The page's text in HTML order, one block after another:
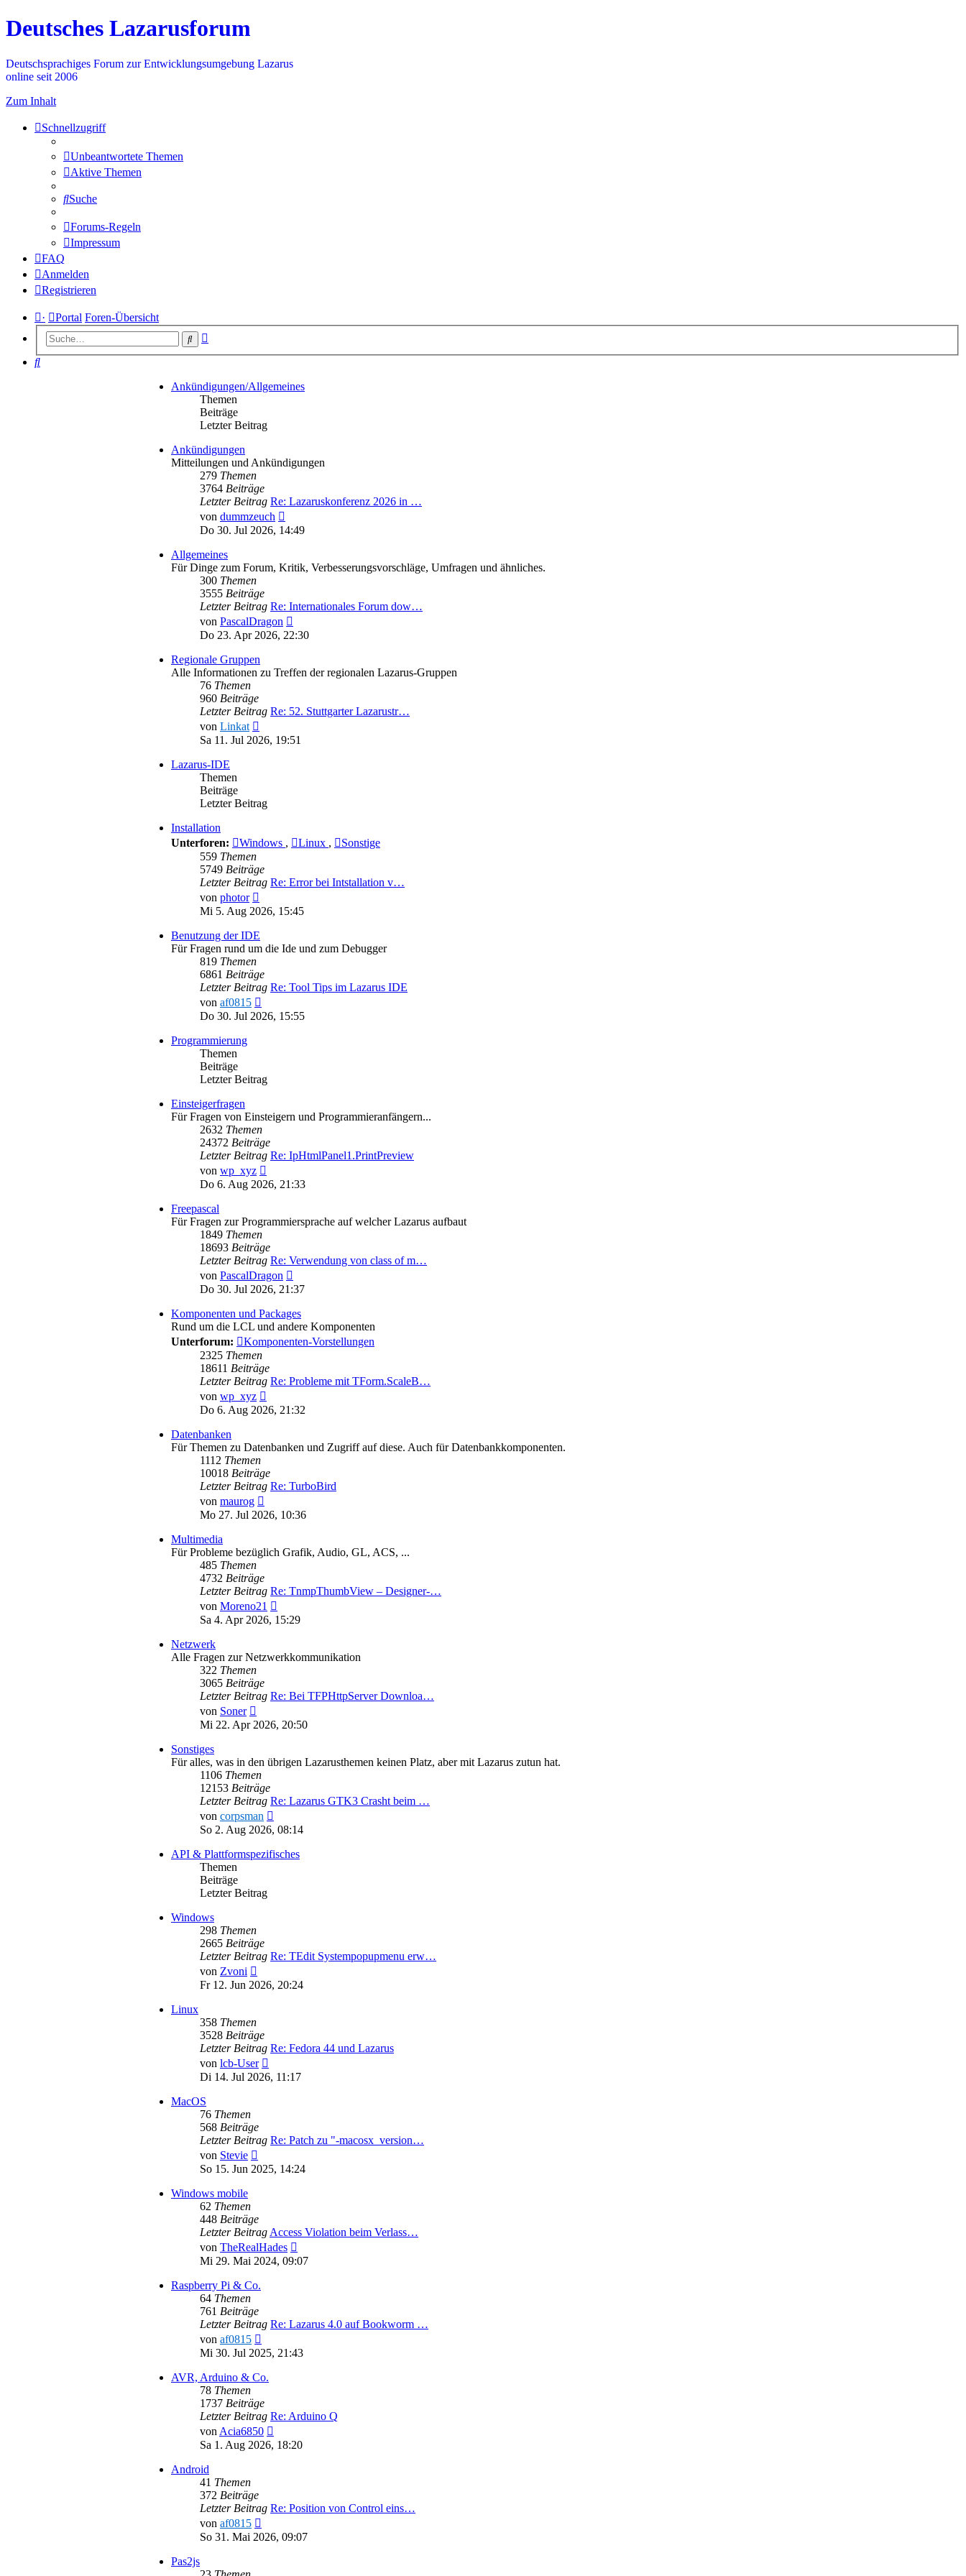
Deutsches Lazarusforum
Deutschsprachiges Forum zur Entwicklungsumgebung Lazarus
online seit 2006
Zum Inhalt
Schnellzugriff
Unbeantwortete Themen
Aktive Themen
Suche
Forums-Regeln
Impressum
FAQ
Anmelden
Registrieren
· Portal Foren-Übersicht
Suche
Suche
Ankündigungen/Allgemeines
Themen
Beiträge
Letzter Beitrag
Ankündigungen
Mitteilungen und Ankündigungen
279 Themen
3764 Beiträge
Letzter Beitrag Re: Lazaruskonferenz 2026 in …
von dummzeuch
Beitrag
Do 30. Jul 2026, 14:49
Allgemeines
Für Dinge zum Forum, Kritik, Verbesserungsvorschläge, Umfragen und ähnliches.
300 Themen
3555 Beiträge
Letzter Beitrag Re: Internationales Forum dow…
von PascalDragon
Beitrag
Do 23. Apr 2026, 22:30
Regionale Gruppen
Alle Informationen zu Treffen der regionalen Lazarus-Gruppen
76 Themen
960 Beiträge
Letzter Beitrag Re: 52. Stuttgarter Lazarustr…
von Linkat
Beitrag
Sa 11. Jul 2026, 19:51
Lazarus-IDE
Themen
Beiträge
Letzter Beitrag
Installation
Unterforen:
Windows , Linux ,
Sonstige
559 Themen
5749 Beiträge
Letzter Beitrag Re: Error bei Intstallation v…
von photor
Beitrag
Mi 5. Aug 2026, 15:45
Benutzung der IDE
Für Fragen rund um die Ide und zum Debugger
819 Themen
6861 Beiträge
Letzter Beitrag Re: Tool Tips im Lazarus IDE
von af0815
Beitrag
Do 30. Jul 2026, 15:55
Programmierung
Themen
Beiträge
Letzter Beitrag
Einsteigerfragen
Für Fragen von Einsteigern und Programmieranfängern...
2632 Themen
24372 Beiträge
Letzter Beitrag Re: IpHtmlPanel1.PrintPreview
von wp_xyz
Beitrag
Do 6. Aug 2026, 21:33
Freepascal
Für Fragen zur Programmiersprache auf welcher Lazarus aufbaut
1849 Themen
18693 Beiträge
Letzter Beitrag Re: Verwendung von class of m…
von PascalDragon
Beitrag
Do 30. Jul 2026, 21:37
Komponenten und Packages
Rund um die LCL und andere Komponenten
Unterforum:
Komponenten-Vorstellungen
2325 Themen
18611 Beiträge
Letzter Beitrag Re: Probleme mit TForm.ScaleB…
von wp_xyz
Beitrag
Do 6. Aug 2026, 21:32
Datenbanken
Für Themen zu Datenbanken und Zugriff auf diese. Auch für Datenbankkomponenten.
1112 Themen
10018 Beiträge
Letzter Beitrag Re: TurboBird
von maurog
Beitrag
Mo 27. Jul 2026, 10:36
Multimedia
Für Probleme bezüglich Grafik, Audio, GL, ACS, ...
485 Themen
4732 Beiträge
Letzter Beitrag Re: TnmpThumbView – Designer-…
von Moreno21
Beitrag
Sa 4. Apr 2026, 15:29
Netzwerk
Alle Fragen zur Netzwerkkommunikation
322 Themen
3065 Beiträge
Letzter Beitrag Re: Bei TFPHttpServer Downloa…
von Soner
Beitrag
Mi 22. Apr 2026, 20:50
Sonstiges
Für alles, was in den übrigen Lazarusthemen keinen Platz, aber mit Lazarus zutun hat.
1106 Themen
12153 Beiträge
Letzter Beitrag Re: Lazarus GTK3 Crasht beim …
von corpsman
Beitrag
So 2. Aug 2026, 08:14
API & Plattformspezifisches
Themen
Beiträge
Letzter Beitrag
Windows
298 Themen
2665 Beiträge
Letzter Beitrag Re: TEdit Systempopupmenu erw…
von Zvoni
Beitrag
Fr 12. Jun 2026, 20:24
Linux
358 Themen
3528 Beiträge
Letzter Beitrag Re: Fedora 44 und Lazarus
von lcb-User
Beitrag
Di 14. Jul 2026, 11:17
MacOS
76 Themen
568 Beiträge
Letzter Beitrag Re: Patch zu "-macosx_version…
von Stevie
Beitrag
So 15. Jun 2025, 14:24
Windows mobile
62 Themen
448 Beiträge
Letzter BeitragAccess Violation beim Verlass…
von TheRealHades
Beitrag
Mi 29. Mai 2024, 09:07
Raspberry Pi & Co.
64 Themen
761 Beiträge
Letzter Beitrag Re: Lazarus 4.0 auf Bookworm …
von af0815
Beitrag
Mi 30. Jul 2025, 21:43
AVR, Arduino & Co.
78 Themen
1737 Beiträge
Letzter Beitrag Re: Arduino Q
vonAcia6850
Beitrag
Sa 1. Aug 2026, 18:20
Android
41 Themen
372 Beiträge
Letzter Beitrag Re: Position von Control eins…
von af0815
Beitrag
So 31. Mai 2026, 09:07
Pas2js